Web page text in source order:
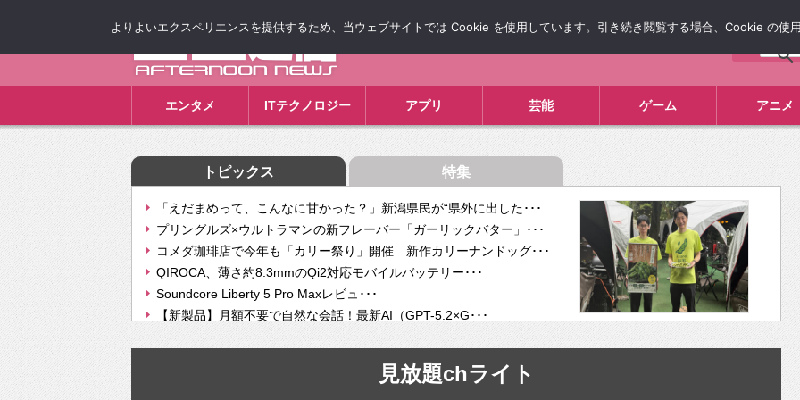
エンタメ ITテクノロジー アプリ 芸能 ゲーム アニメ
トピックス 特集
「えだまめって、こんなに甘かった？」新潟県民が“県外に出した･･･
プリングルズ×ウルトラマンの新フレーバー「ガーリックバター」･･･
コメダ珈琲店で今年も「カリー祭り」開催 新作カリーナンドッグ･･･
QIROCA、薄さ約8.3mmのQi2対応モバイルバッテリー･･･
Soundcore Liberty 5 Pro Maxレビュ･･･
【新製品】月額不要で自然な会話！最新AI（GPT-5.2×G･･･
【次世代の没入感と生産性】VITURE Luma Ultra･･･
挫折率8割の壁をAIで突破。ジャストシステム、”自分が今話し･･･
見放題chライト
よりよいエクスペリエンスを提供するため、当ウェブサイトでは Cookie を使用しています。引き続き閲覧する場合、Cookie の使